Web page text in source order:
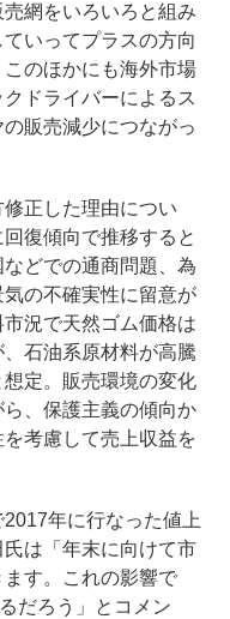
網をいろいろと組み
いってプラスの方向
のほかにも海外市場
ドライバーによるス
販売減少につながっ
正した理由につい
復傾向で推移すると
どでの通商問題、為
の不確実性に留意が
況で天然ゴム価格は
石油系原材料が高騰
定。販売環境の変化
、保護主義の傾向か
考慮して売上収益を
年に行なった値上
は「年末に向けて市
す。これの影響で
だろう」とコメン